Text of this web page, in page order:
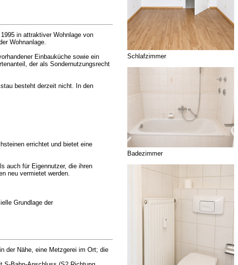
in attraktiver Wohnlage von
Wohnanlage.
Einbauküche sowie ein
der als Sondernutzungsrecht
besteht derzeit nicht. In den
errichtet und bietet eine
auch für Eigennutzer, die ihren
neu vermietet werden.
Grundlage der
der Nähe, eine Metzgerei im Ort; die
Schlafzimmer
Badezimmer